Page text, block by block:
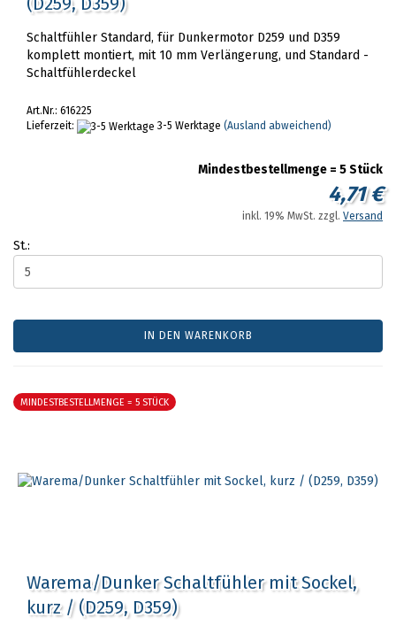
Schaltfühler Standard, für Dunkermotor D259 und D359
komplett montiert, mit 10 mm Verlängerung, und Standard -
Schaltfühlerdeckel
Art.Nr.: 616225
Lieferzeit:
3-5 Werktage (Ausland abweichend)
Mindestbestellmenge = 5 Stück
4,71 €
inkl. 19% MwSt. zzgl. Versand
St.:
IN DEN WARENKORB
MINDESTBESTELLMENGE = 5 STÜCK
Warema/Dunker Schaltfühler mit Sockel,
kurz / (D259, D359)